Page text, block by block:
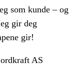
som kunde – og
gir deg
gir!
AS